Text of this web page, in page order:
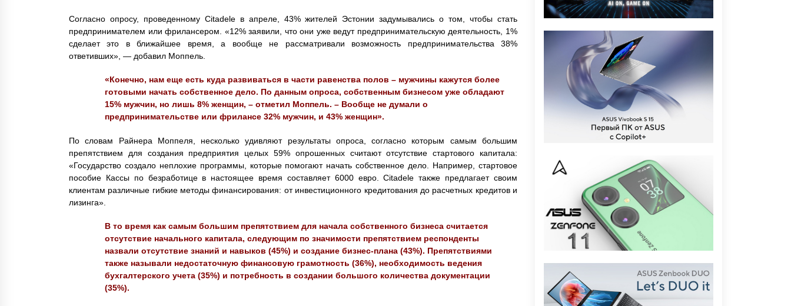
Согласно опросу, проведенному Citadele в апреле, 43% жителей Эстонии задумывались о том, чтобы стать
предпринимателем или фрилансером. «12% заявили, что они уже ведут предпринимательскую деятельность, 1%
сделает это в ближайшее время, а вообще не рассматривали возможность предпринимательства 38%
ответивших», — добавил Моппель.
«Конечно, нам еще есть куда развиваться в части равенства полов – мужчины кажутся более
готовыми начать собственное дело. По данным опроса, собственным бизнесом уже обладают
15% мужчин, но лишь 8% женщин, – отметил Моппель. – Вообще не думали о
предпринимательстве или фрилансе 32% мужчин, и 43% женщин».
По словам Райнера Моппеля, несколько удивляют результаты опроса, согласно которым самым большим
препятствием для создания предприятия целых 59% опрошенных считают отсутствие стартового капитала:
«Государство создало неплохие программы, которые помогают начать собственное дело. Например, стартовое
пособие Кассы по безработице в настоящее время составляет 6000 евро. Citadele также предлагает своим
клиентам различные гибкие методы финансирования: от инвестиционного кредитования до расчетных кредитов и
лизинга».
В то время как самым большим препятствием для начала собственного бизнеса считается
отсутствие начального капитала, следующим по значимости препятствием респонденты
назвали отсутствие знаний и навыков (45%) и создание бизнес-плана (43%). Препятствиями
также называли недостаточную финансовую грамотность (36%), необходимость ведения
бухгалтерского учета (35%) и потребность в создании большого количества документации
(35%).